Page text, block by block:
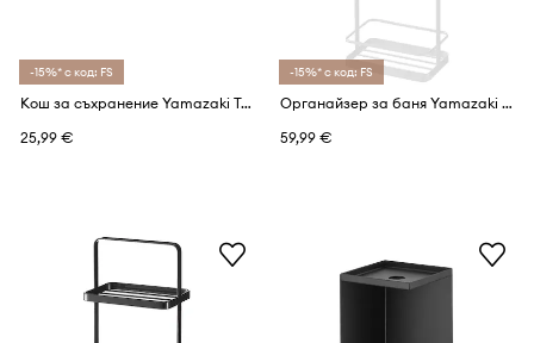
-15%* с код: FS
Кош за съхранение Yamazaki Tower
25,99 €
-15%* с код: FS
Органайзер за баня Yamazaki Tower
59,99 €